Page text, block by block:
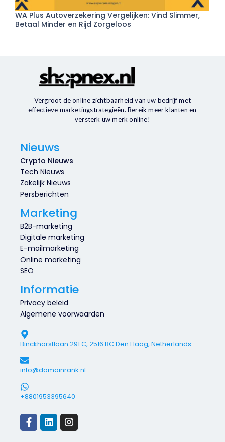
WA Plus Autoverzekering Vergelijken: Vind Slimmer,
Betaal Minder en Rijd Zorgeloos
Vergroot de online zichtbaarheid van uw bedrijf met
effectieve marketingstrategieën. Bereik meer klanten en
versterk uw merk online!
Nieuws
Crypto Nieuws
Tech Nieuws
Zakelijk Nieuws
Persberichten
Marketing
B2B-marketing
Digitale marketing
E-mailmarketing
Online marketing
SEO
Informatie
Privacy beleid
Algemene voorwaarden
Binckhorstlaan 291 C, 2516 BC Den Haag, Netherlands
info@domainrank.nl
+8801953395640